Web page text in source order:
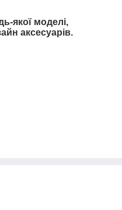
якої моделі,
аксесуарів.